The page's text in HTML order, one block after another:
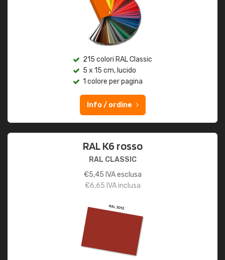
215 colori RAL Classic
5 x 15 cm, lucido
1 colore per pagina
Info / ordine
RAL K6 rosso
RAL CLASSIC
€5,45 IVA esclusa
€6,65 IVA inclusa